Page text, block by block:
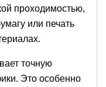
проходимостью,
или печать
точную
Это особенно